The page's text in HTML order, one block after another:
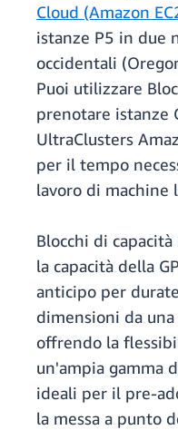
Cloud (Amazon
istanze P5 in due
occidentali
Puoi utilizzare
prenotare istanze
UltraClusters
per il tempo
lavoro di machine
Blocchi di
la capacità della
anticipo per
dimensioni da
offrendo la
un'ampia gamma
ideali per il pre-
la messa a punto